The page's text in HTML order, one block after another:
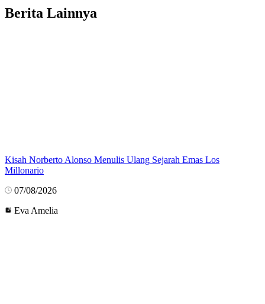
Berita Lainnya
Kisah Norberto Alonso Menulis Ulang Sejarah Emas Los
Millonario
07/08/2026
Eva Amelia